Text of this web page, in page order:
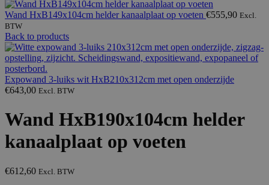
Wand HxB149x104cm helder kanaalplaat op voeten €555,90 Excl.
BTW
Back to products
Expowand 3-luiks wit HxB210x312cm met open onderzijde
€643,00 Excl. BTW
Wand HxB190x104cm helder
kanaalplaat op voeten
€612,60 Excl. BTW